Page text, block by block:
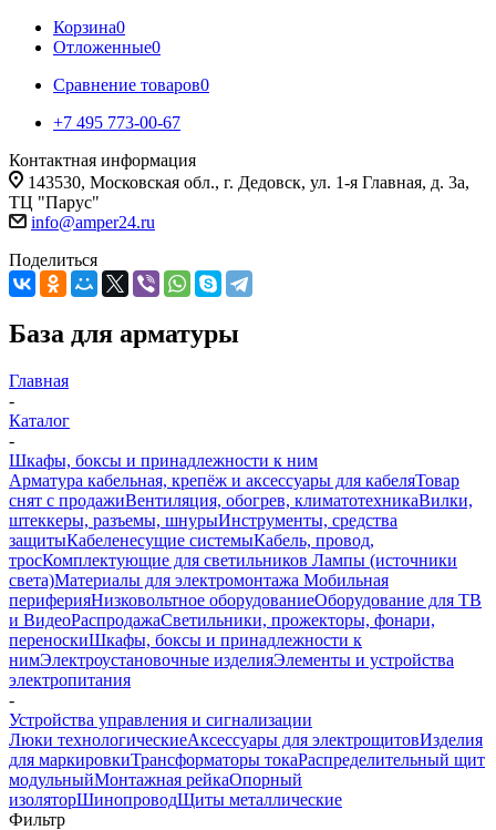
Корзина0
Отложенные0
Сравнение товаров0
+7 495 773-00-67
Контактная информация
143530, Московская обл., г. Дедовск, ул. 1-я Главная, д. 3а,
ТЦ "Парус"
info@amper24.ru
Поделиться
База для арматуры
Главная
-
Каталог
-
Шкафы, боксы и принадлежности к ним
Арматура кабельная, крепёж и аксессуары для кабеляТовар
снят с продажиВентиляция, обогрев, климатотехникаВилки,
штеккеры, разъемы, шнурыИнструменты, средства
защитыКабеленесущие системыКабель, провод,
тросКомплектующие для светильников Лампы (источники
света)Материалы для электромонтажа Мобильная
периферияНизковольтное оборудованиеОборудование для ТВ
и ВидеоРаспродажаСветильники, прожекторы, фонари,
переноскиШкафы, боксы и принадлежности к
нимЭлектроустановочные изделияЭлементы и устройства
электропитания
-
Устройства управления и сигнализации
Люки технологическиеАксессуары для электрощитовИзделия
для маркировкиТрансформаторы токаРаспределительный щит
модульныйМонтажная рейкаОпорный
изоляторШинопроводЩиты металлические
Фильтр